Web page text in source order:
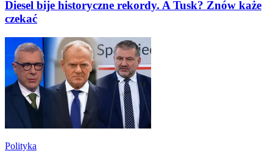
Diesel bije historyczne rekordy. A Tusk? Znów każe
czekać
Polityka